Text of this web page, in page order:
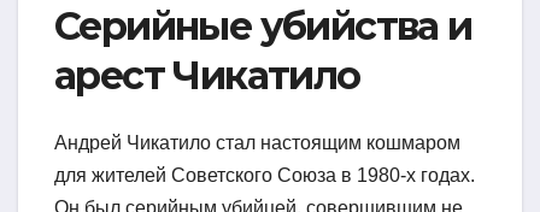
Серийные убийства и
арест Чикатило
Андрей Чикатило стал настоящим кошмаром
для жителей Советского Союза в 1980-х годах.